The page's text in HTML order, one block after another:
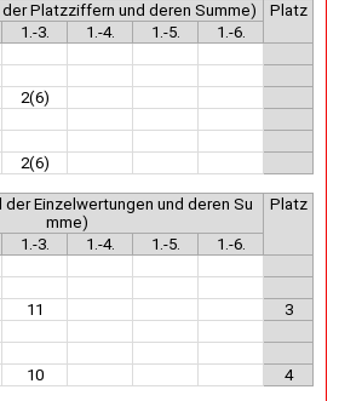
der Platzziffern und deren Summe)
Platz
1.-3. 1.-4. 1.-5.
1.-6.
2(6)
2(6)
der Einzelwertungen und deren Su
mme)
Platz
1.-3. 1.-4. 1.-5.
1.-6.
11
3
10 4